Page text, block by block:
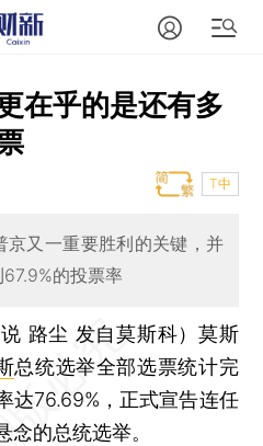
在乎的是还有多
T中
京又一重要胜利的关键，并
的投票率
路尘 发自莫斯科） 莫斯
总统选举全部选票统计完
达76.69%，正式宣告连任
念的总统选举。